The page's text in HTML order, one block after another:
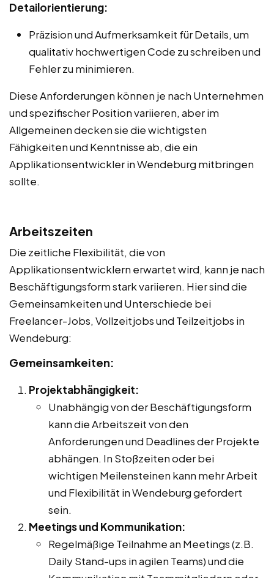
Detailorientierung:
Präzision und Aufmerksamkeit für Details, um
qualitativ hochwertigen Code zu schreiben und
Fehler zu minimieren.
Diese Anforderungen können je nach Unternehmen
und spezifischer Position variieren, aber im
Allgemeinen decken sie die wichtigsten
Fähigkeiten und Kenntnisse ab, die ein
Applikationsentwickler in Wendeburg mitbringen
sollte.
Arbeitszeiten
Die zeitliche Flexibilität, die von
Applikationsentwicklern erwartet wird, kann je nach
Beschäftigungsform stark variieren. Hier sind die
Gemeinsamkeiten und Unterschiede bei
Freelancer-Jobs, Vollzeitjobs und Teilzeitjobs in
Wendeburg:
Gemeinsamkeiten:
Projektabhängigkeit:
Unabhängig von der Beschäftigungsform
kann die Arbeitszeit von den
Anforderungen und Deadlines der Projekte
abhängen. In Stoßzeiten oder bei
wichtigen Meilensteinen kann mehr Arbeit
und Flexibilität in Wendeburg gefordert
sein.
Meetings und Kommunikation:
Regelmäßige Teilnahme an Meetings (z.B.
Daily Stand-ups in agilen Teams) und die